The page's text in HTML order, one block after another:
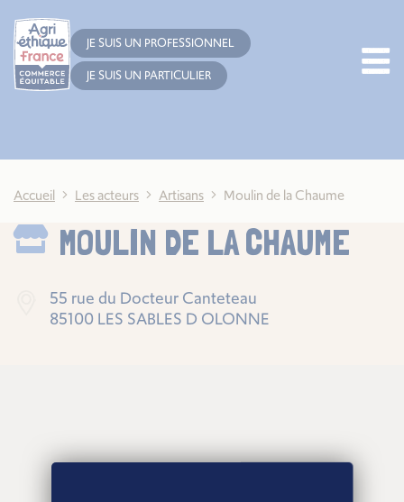
JE SUIS UN PROFESSIONNEL
JE SUIS UN PARTICULIER
Accueil Les acteurs Artisans Moulin de la Chaume
MOULIN DE LA CHAUME
55 rue du Docteur Canteteau
85100 LES SABLES D OLONNE